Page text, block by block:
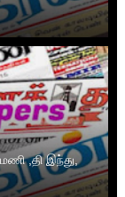
,தி இந்து,